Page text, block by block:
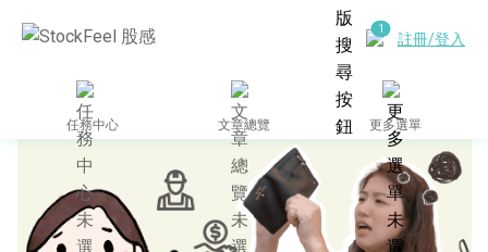
註冊/登入
任務中心 文章總覽 更多選單